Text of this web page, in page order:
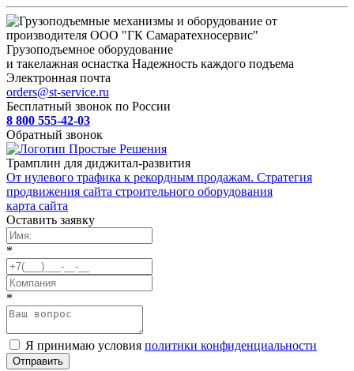
Грузоподъемное оборудование
и такелажная оснастка Надежность каждого подъема
Электронная почта
orders@st-service.ru
Бесплатный звонок по России
8 800 555-42-03
Обратный звонок
Трамплин для диджитал-развития
От нулевого трафика к рекордным продажам. Стратегия
продвижения сайта строительного оборудования
карта сайта
Оставить заявку
*
*
Я принимаю условия политики конфиденциальности